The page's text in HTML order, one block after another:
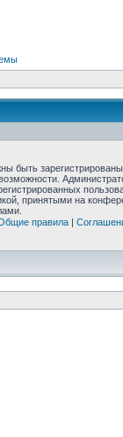
быть
принятыми на
правила|